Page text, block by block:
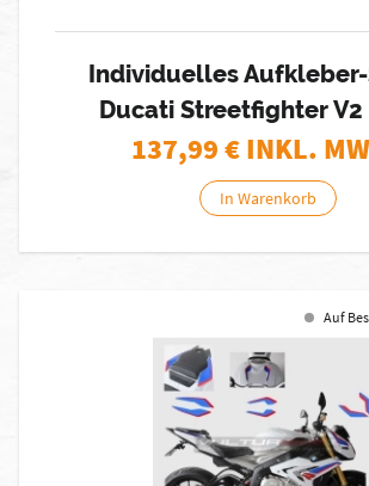
Individuelles
Ducati Streetfighter V2
137,99€ INKL.
In Warenkorb
Auf